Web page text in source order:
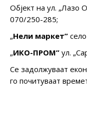
Објект на ул. „Лазо
070/250-285;
„Нели маркет”
„ИКО-ПРОМ” ул.
Се задолжуваат
го почитуваат